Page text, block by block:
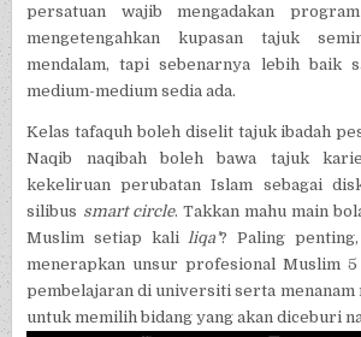
persatuan wajib mengadakan
mengetengahkan kupasan tajuk
mendalam, tapi sebenarnya lebih baik
medium-medium sedia ada.
Kelas tafaquh boleh diselit tajuk ibadah
Naqib naqibah boleh bawa tajuk
kekeliruan perubatan Islam sebagai
silibus smart circle. Takkan mahu main
Muslim setiap kali liqa’? Paling
menerapkan unsur profesional Muslim
pembelajaran di universiti serta menanam
untuk memilih bidang yang akan diceburi